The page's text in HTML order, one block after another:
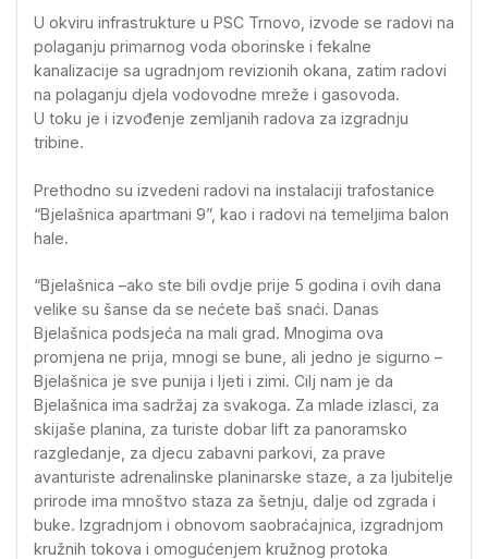
U okviru infrastrukture u PSC Trnovo, izvode se radovi na
polaganju primarnog voda oborinske i fekalne
kanalizacije sa ugradnjom revizionih okana, zatim radovi
na polaganju djela vodovodne mreže i gasovoda.
U toku je i izvođenje zemljanih radova za izgradnju
tribine.
Prethodno su izvedeni radovi na instalaciji trafostanice
“Bjelašnica apartmani 9”, kao i radovi na temeljima balon
hale.
“Bjelašnica –ako ste bili ovdje prije 5 godina i ovih dana
velike su šanse da se nećete baš snaći. Danas
Bjelašnica podsjeća na mali grad. Mnogima ova
promjena ne prija, mnogi se bune, ali jedno je sigurno –
Bjelašnica je sve punija i ljeti i zimi. Cilj nam je da
Bjelašnica ima sadržaj za svakoga. Za mlade izlasci, za
skijaše planina, za turiste dobar lift za panoramsko
razgledanje, za djecu zabavni parkovi, za prave
avanturiste adrenalinske planinarske staze, a za ljubitelje
prirode ima mnoštvo staza za šetnju, dalje od zgrada i
buke. Izgradnjom i obnovom saobraćajnica, izgradnjom
kružnih tokova i omogućenjem kružnog protoka